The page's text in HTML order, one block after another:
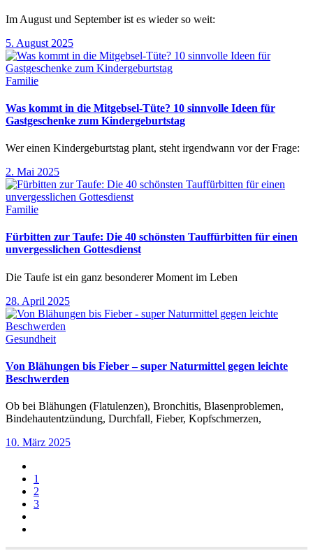
Im August und September ist es wieder so weit:
5. August 2025
Familie
Was kommt in die Mitgebsel-Tüte? 10 sinnvolle Ideen für
Gastgeschenke zum Kindergeburtstag
Wer einen Kindergeburtstag plant, steht irgendwann vor der Frage:
2. Mai 2025
Familie
Fürbitten zur Taufe: Die 40 schönsten Tauffürbitten für einen
unvergesslichen Gottesdienst
Die Taufe ist ein ganz besonderer Moment im Leben
28. April 2025
Gesundheit
Von Blähungen bis Fieber – super Naturmittel gegen leichte
Beschwerden
Ob bei Blähungen (Flatulenzen), Bronchitis, Blasenproblemen,
Bindehautentzündung, Durchfall, Fieber, Kopfschmerzen,
10. März 2025
1
2
3